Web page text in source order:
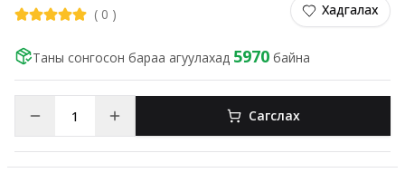
( 0 ) Хадгалах
Таны сонгосон бараа агуулахад 5970 байна
Сагслах